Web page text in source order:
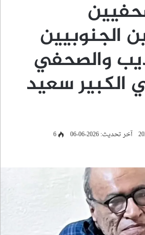
الجنوبيين
والصحفي
الكبير سعيد
آخر تحديث: 2026-06-06
6